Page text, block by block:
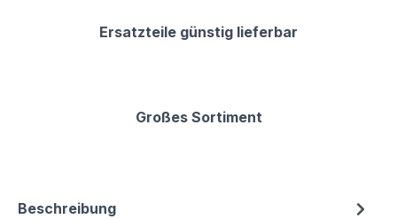
Ersatzteile günstig lieferbar
Großes Sortiment
Beschreibung